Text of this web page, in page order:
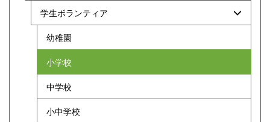
学生ボランティア
幼稚園
小学校
中学校
小中学校